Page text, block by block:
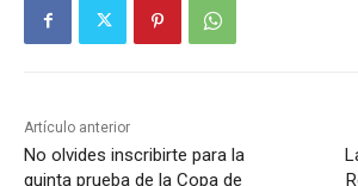
Artículo anterior
No olvides inscribirte para la
quinta prueba de la Copa de